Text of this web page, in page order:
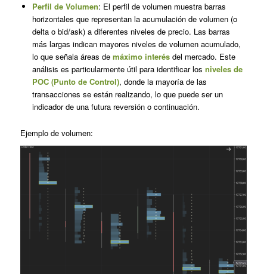
Perfil de Volumen: El perfil de volumen muestra barras
horizontales que representan la acumulación de volumen (o
delta o bid/ask) a diferentes niveles de precio. Las barras
más largas indican mayores niveles de volumen acumulado,
lo que señala áreas de máximo interésdel mercado. Este
análisis es particularmente útil para identificar los niveles de
POC (Punto de Control), donde la mayoría de las
transacciones se están realizando, lo que puede ser un
indicador de una futura reversión o continuación.
Ejemplo de volumen: